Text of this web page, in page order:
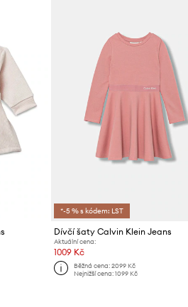
*-5 % s kódem: LST
Dívčí šaty Calvin Klein Jeans
Aktuální cena:
1009 Kč
Běžná cena: 2099 Kč
Nejnižší cena: 1099 Kč